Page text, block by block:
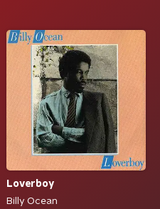
Loverboy
Billy Ocean